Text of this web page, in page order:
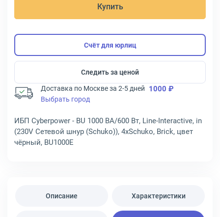
Купить
Счёт для юрлиц
Следить за ценой
Доставка по Москве за 2-5 дней 1000 ₽
Выбрать город
ИБП Cyberpower - BU 1000 ВА/600 Вт, Line-Interactive, in
(230V Сетевой шнур (Schuko)), 4xSchuko, Brick, цвет
чёрный, BU1000E
Описание Характеристики